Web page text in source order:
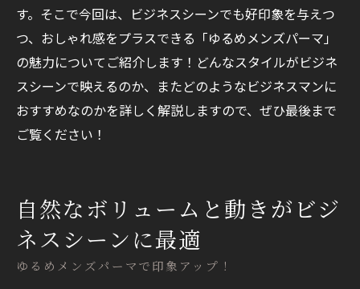
す。そこで今回は、ビジネスシーンでも好印象を与えつ
つ、おしゃれ感をプラスできる「ゆるめメンズパーマ」
の魅力についてご紹介します！どんなスタイルがビジネ
スシーンで映えるのか、またどのようなビジネスマンに
おすすめなのかを詳しく解説しますので、ぜひ最後まで
ご覧ください！
ゆるめメンズパーマで印象アップ！
自然なボリュームと動きがビジ
ネスシーンに最適